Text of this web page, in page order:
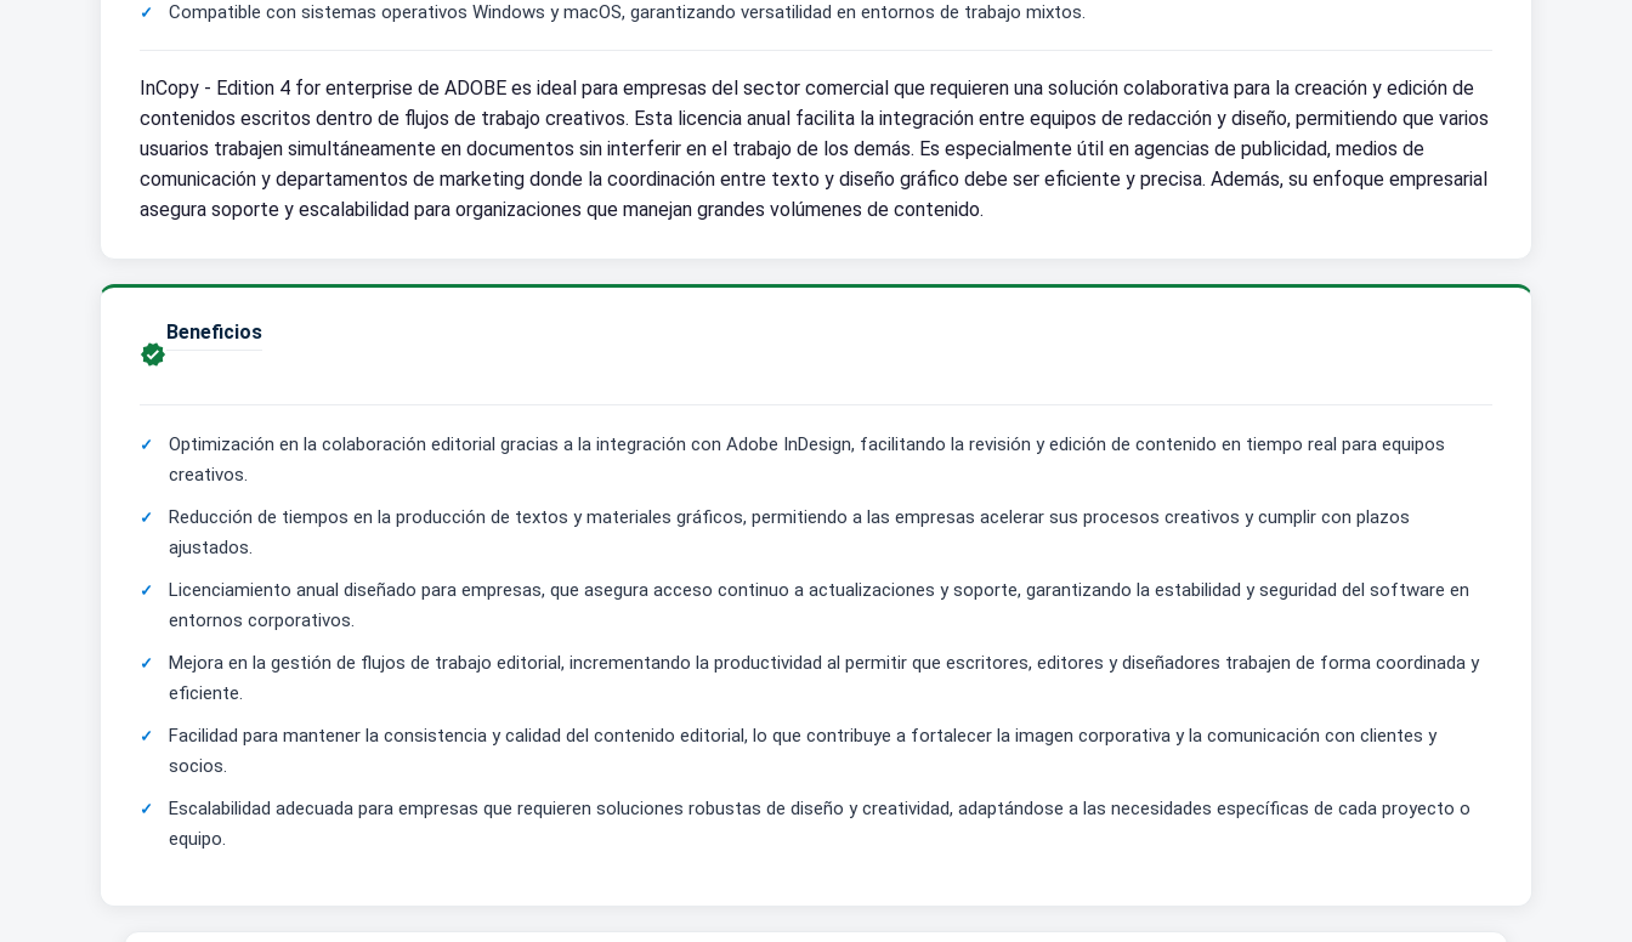
Compatible con sistemas operativos Windows y macOS, garantizando versatilidad en entornos de trabajo mixtos.
InCopy - Edition 4 for enterprise de ADOBE es ideal para empresas del sector comercial que requieren una solución colaborativa para la creación y edición de
contenidos escritos dentro de flujos de trabajo creativos. Esta licencia anual facilita la integración entre equipos de redacción y diseño, permitiendo que varios
usuarios trabajen simultáneamente en documentos sin interferir en el trabajo de los demás. Es especialmente útil en agencias de publicidad, medios de
comunicación y departamentos de marketing donde la coordinación entre texto y diseño gráfico debe ser eficiente y precisa. Además, su enfoque empresarial
asegura soporte y escalabilidad para organizaciones que manejan grandes volúmenes de contenido.

Beneficios
Optimización en la colaboración editorial gracias a la integración con Adobe InDesign, facilitando la revisión y edición de contenido en tiempo real para equipos
creativos.
Reducción de tiempos en la producción de textos y materiales gráficos, permitiendo a las empresas acelerar sus procesos creativos y cumplir con plazos
ajustados.
Licenciamiento anual diseñado para empresas, que asegura acceso continuo a actualizaciones y soporte, garantizando la estabilidad y seguridad del software en
entornos corporativos.
Mejora en la gestión de flujos de trabajo editorial, incrementando la productividad al permitir que escritores, editores y diseñadores trabajen de forma coordinada y
eficiente.
Facilidad para mantener la consistencia y calidad del contenido editorial, lo que contribuye a fortalecer la imagen corporativa y la comunicación con clientes y
socios.
Escalabilidad adecuada para empresas que requieren soluciones robustas de diseño y creatividad, adaptándose a las necesidades específicas de cada proyecto o
equipo.